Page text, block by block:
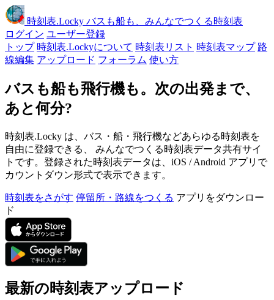
時刻表.Locky バスも船も、みんなでつくる時刻表
ログイン ユーザー登録
トップ 時刻表.Lockyについて 時刻表リスト 時刻表マップ 路
線編集 アップロード フォーラム 使い方
バスも船も飛行機も。次の出発まで、
あと何分?
時刻表.Locky は、バス・船・飛行機などあらゆる時刻表を
自由に登録できる、 みんなでつくる時刻表データ共有サイ
トです。登録された時刻表データは、iOS / Android アプリで
カウントダウン形式で表示できます。
時刻表をさがす 停留所・路線をつくる アプリをダウンロー
ド
最新の時刻表アップロード